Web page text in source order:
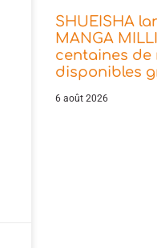
SHUEISHA
MANGA
centaines de
disponibles
6 août 2026